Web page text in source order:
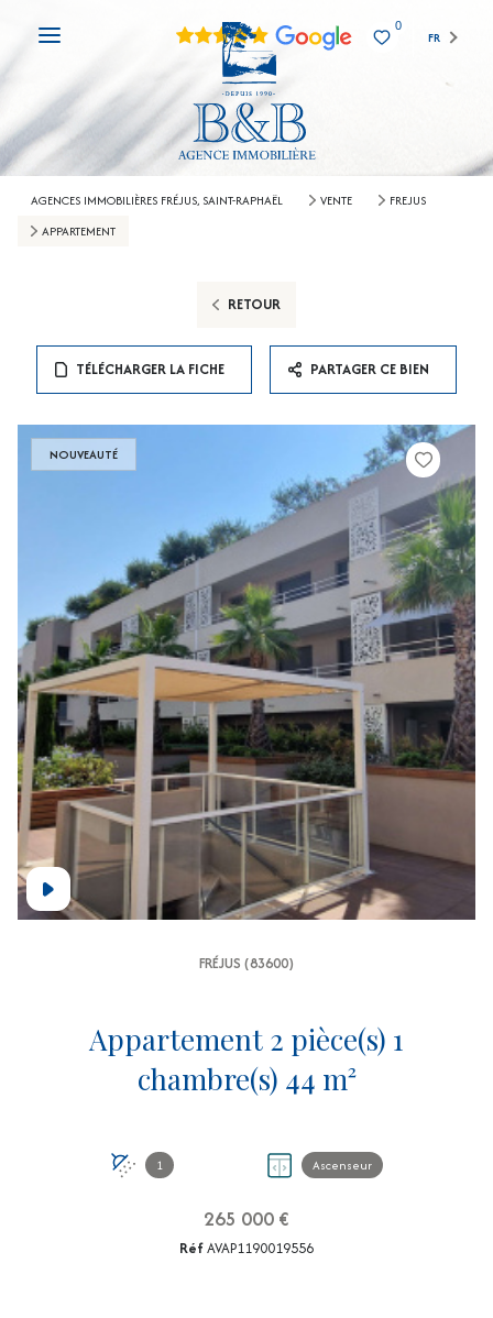
0
FR
AGENCES IMMOBILIÈRES FRÉJUS, SAINT-RAPHAËL VENTE
FREJUS
APPARTEMENT
RETOUR
TÉLÉCHARGER LA FICHE PARTAGER CE BIEN
NOUVEAUTÉ
FRÉJUS (83600)
Appartement 2 pièce(s) 1
chambre(s) 44 m²
1 Ascenseur
265 000 €
RéfAVAP1190019556